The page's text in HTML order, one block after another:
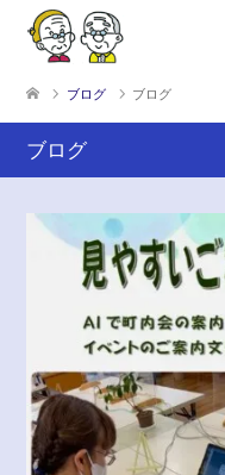
ブログ ブログ
ブログ